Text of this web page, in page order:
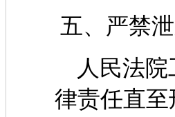
五、严禁
人民法院
律责任直